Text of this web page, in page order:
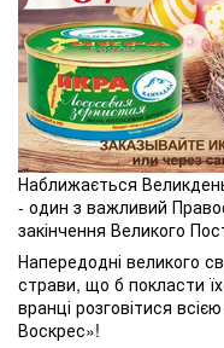
Наближається
- один з важливий
закінчення Великого
Напередодні великого
страви, що б покласти
вранці розговітися
Воскрес»!